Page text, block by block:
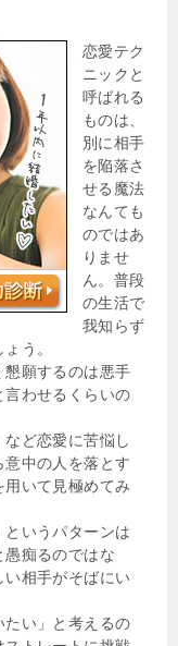
恋愛テク
ニックと
呼ばれる
ものは、
別に相手
を陥落さ
せる魔法
なんても
のではあ
りませ
ん。普段
の生活で
我知らず
う。
願するのは悪手
言わせるくらいの
など恋愛に苦悩し
中の人を落とす
いて見極めてみ
というパターンは
愚痴るのではな
い相手がそばにい
たい」と考えるの